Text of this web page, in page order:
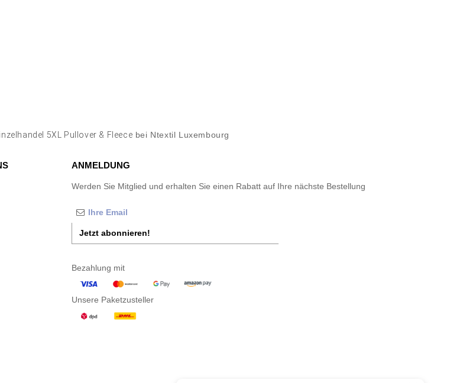
5XL Pullover & Fleece bei Ntextil Luxembourg
ANMELDUNG
Werden Sie Mitglied und erhalten Sie einen Rabatt auf Ihre nächste Bestellung
Jetzt abonnieren!
Bezahlung mit
Unsere Paketzusteller